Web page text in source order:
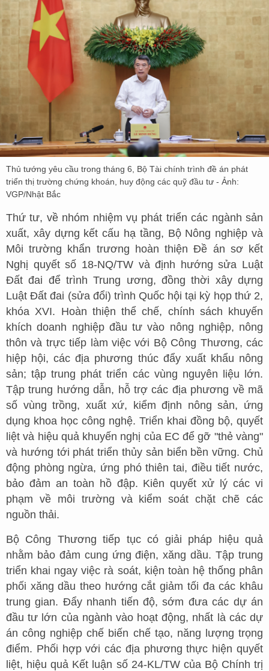
Thủ tướng yêu cầu trong tháng 6, Bộ Tài chính trình đề án phát
triển thị trường chứng khoán, huy động các quỹ đầu tư - Ảnh:
VGP/Nhật Bắc
Thứ tư, về nhóm nhiệm vụ phát triển các ngành sản
xuất, xây dựng kết cấu hạ tầng, Bộ Nông nghiệp và
Môi trường khẩn trương hoàn thiện Đề án sơ kết
Nghị quyết số 18-NQ/TW và định hướng sửa Luật
Đất đai để trình Trung ương, đồng thời xây dựng
Luật Đất đai (sửa đổi) trình Quốc hội tại kỳ họp thứ 2,
khóa XVI. Hoàn thiện thể chế, chính sách khuyến
khích doanh nghiệp đầu tư vào nông nghiệp, nông
thôn và trực tiếp làm việc với Bộ Công Thương, các
hiệp hội, các địa phương thúc đẩy xuất khẩu nông
sản; tập trung phát triển các vùng nguyên liệu lớn.
Tập trung hướng dẫn, hỗ trợ các địa phương về mã
số vùng trồng, xuất xứ, kiểm định nông sản, ứng
dụng khoa học công nghệ. Triển khai đồng bộ, quyết
liệt và hiệu quả khuyến nghị của EC để gỡ "thẻ vàng"
và hướng tới phát triển thủy sản biển bền vững. Chủ
động phòng ngừa, ứng phó thiên tai, điều tiết nước,
bảo đảm an toàn hồ đập. Kiên quyết xử lý các vi
phạm về môi trường và kiểm soát chặt chẽ các
nguồn thải.
Bộ Công Thương tiếp tục có giải pháp hiệu quả
nhằm bảo đảm cung ứng điện, xăng dầu. Tập trung
triển khai ngay việc rà soát, kiện toàn hệ thống phân
phối xăng dầu theo hướng cắt giảm tối đa các khâu
trung gian. Đẩy nhanh tiến độ, sớm đưa các dự án
đầu tư lớn của ngành vào hoạt động, nhất là các dự
án công nghiệp chế biến chế tạo, năng lượng trọng
điểm. Phối hợp với các địa phương thực hiện quyết
liệt, hiệu quả Kết luận số 24-KL/TW của Bộ Chính trị